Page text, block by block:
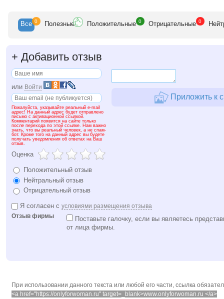
Все 0 Полезные Положительные 0 Отрицательные 0
+ Добавить отзыв
или Войти
Пожалуйста, указывайте реальный e-mail
адрес! На данный адрес будет отправлено
письмо с активационной ссылкой.
Комментарий появится на сайте только
после перехода по этой ссылке. Нам важно
знать, что вы реальный человек, а не спам-
бот. Кроме того на данный адрес вы будете
получать уведомления об ответах на Ваш
отзыв.
Оценка
Положительный отзыв
Нейтральный отзыв
Отрицательный отзыв
Приложить к
Я согласен с условиями размещения отзыва
Отзыв фирмы
Поставьте галочку, если вы являетесь
от лица фирмы.
При использовании данного текста или любой его части, ссылка
<a href="https://onlyforwoman.ru" target=_blank>www.onlyforwoman.ru </a>